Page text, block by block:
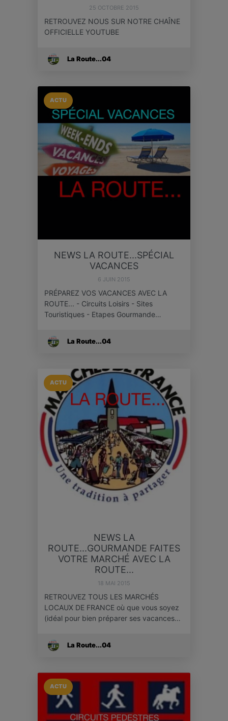
25 OCTOBRE 2015
RETROUVEZ NOUS SUR NOTRE CHAÎNE
OFFICIELLE YOUTUBE
La Route...04
ACTU
NEWS LA ROUTE...SPÉCIAL
VACANCES
6 JUIN 2015
PRÉPAREZ VOS VACANCES AVEC LA
ROUTE... - Circuits Loisirs - Sites
Touristiques - Etapes Gourmande…
La Route...04
ACTU
NEWS LA
ROUTE...GOURMANDE FAITES
VOTRE MARCHÉ AVEC LA
ROUTE...
18 MAI 2015
RETROUVEZ TOUS LES MARCHÉS
LOCAUX DE FRANCE où que vous soyez
(idéal pour bien préparer ses vacances…
La Route...04
ACTU